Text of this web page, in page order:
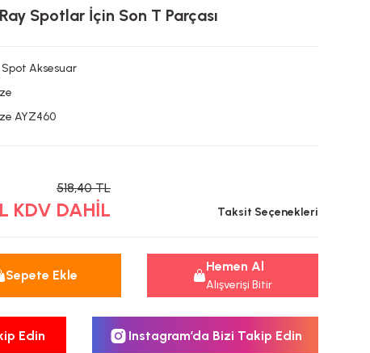
Spotlar İçin Son T Parçası
Spot Aksesuar
AYZ460
518,40 TL
KDV DAHİL Taksit Seçenekleri
Sepete Ekle
Hemen Al
Alışverişi Bitir
Edin Instagram’da Bizi Takip Edin